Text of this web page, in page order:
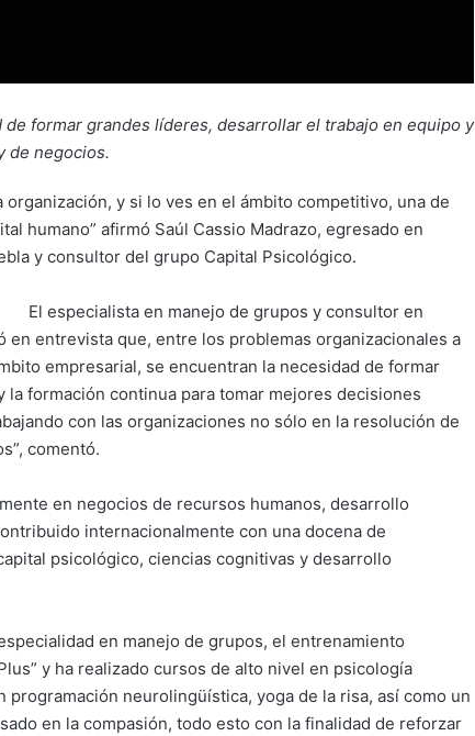
formar grandes líderes, desarrollar el trabajo en equipo y
de negocios.
y si lo ves en el ámbito competitivo, una de
humano” afirmó Saúl Cassio Madrazo, egresado en
y consultor del grupo Capital Psicológico.
El especialista en manejo de grupos y consultor en
en entrevista que, entre los problemas organizacionales a
empresarial, se encuentran la necesidad de formar
formación continua para tomar mejores decisiones
con las organizaciones no sólo en la resolución de
comentó.
en negocios de recursos humanos, desarrollo
internacionalmente con una docena de
psicológico, ciencias cognitivas y desarrollo
en manejo de grupos, el entrenamiento
y ha realizado cursos de alto nivel en psicología
neurolingüística, yoga de la risa, así como un
en la compasión, todo esto con la finalidad de reforzar